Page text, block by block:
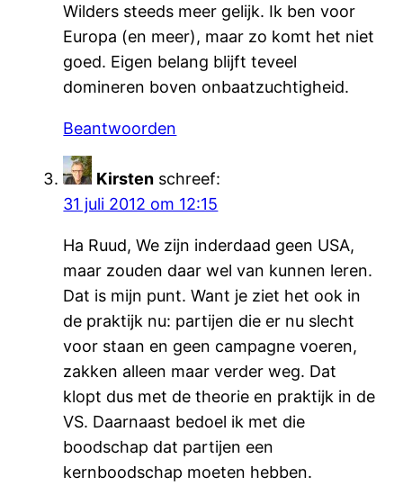
Wilders steeds meer gelijk. Ik ben voor
Europa (en meer), maar zo komt het niet
goed. Eigen belang blijft teveel
domineren boven onbaatzuchtigheid.
Beantwoorden
Kirsten schreef:
31 juli 2012 om 12:15
Ha Ruud, We zijn inderdaad geen USA,
maar zouden daar wel van kunnen leren.
Dat is mijn punt. Want je ziet het ook in
de praktijk nu: partijen die er nu slecht
voor staan en geen campagne voeren,
zakken alleen maar verder weg. Dat
klopt dus met de theorie en praktijk in de
VS. Daarnaast bedoel ik met die
boodschap dat partijen een
kernboodschap moeten hebben.